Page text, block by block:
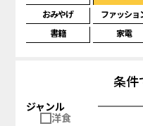
おみやげ ファッショ
書籍
家電
条件
ジャンル
洋食